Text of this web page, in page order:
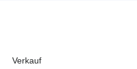
Verkauf